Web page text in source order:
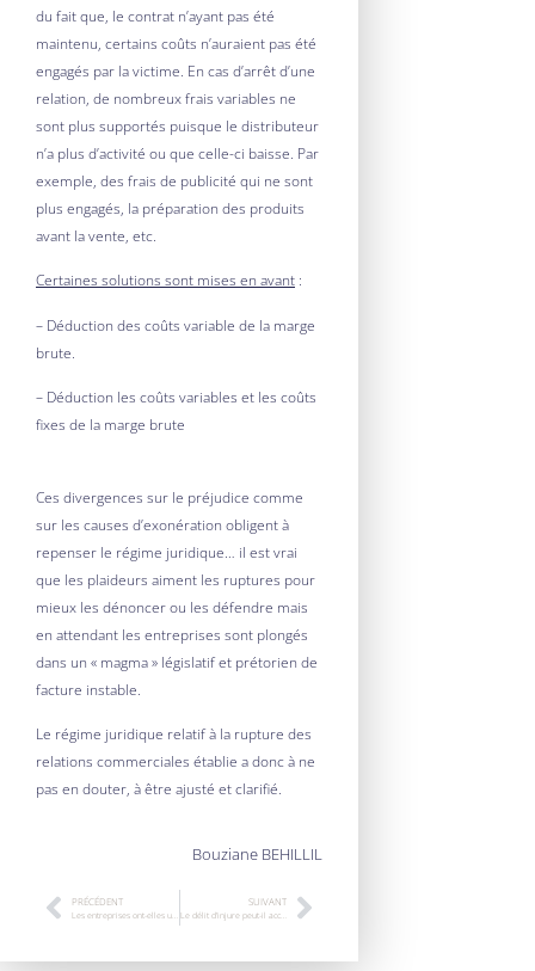
du fait que, le contrat n’ayant pas été
maintenu, certains coûts n’auraient pas été
engagés par la victime. En cas d’arrêt d’une
relation, de nombreux frais variables ne
sont plus supportés puisque le distributeur
n’a plus d’activité ou que celle-ci baisse. Par
exemple, des frais de publicité qui ne sont
plus engagés, la préparation des produits
avant la vente, etc.
Certaines solutions sont mises en avant :
– Déduction des coûts variable de la marge
brute.
– Déduction les coûts variables et les coûts
fixes de la marge brute
Ces divergences sur le préjudice comme
sur les causes d’exonération obligent à
repenser le régime juridique… il est vrai
que les plaideurs aiment les ruptures pour
mieux les dénoncer ou les défendre mais
en attendant les entreprises sont plongés
dans un « magma » législatif et prétorien de
facture instable.
Le régime juridique relatif à la rupture des
relations commerciales établie a donc à ne
pas en douter, à être ajusté et clarifié.
Bouziane BEHILLIL
PRÉCÉDENT
Les entreprises ont-elles une âme ?
SUIVANT
Le délit d’injure peut-il accueillir tous les propos racistes ?